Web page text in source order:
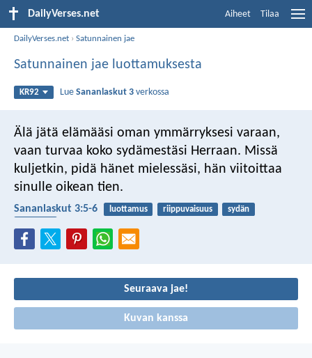
DailyVerses.net Aiheet Tilaa
DailyVerses.net ›Satunnainen jae
Satunnainen jae luottamuksesta
KR92 LueSananlaskut 3 verkossa
Älä jätä elämääsi oman ymmärryksesi varaan,
vaan turvaa koko sydämestäsi Herraan. Missä
kuljetkin, pidä hänet mielessäsi, hän viitoittaa
sinulle oikean tien.
Sananlaskut 3:5-6 luottamus riippuvaisuus
sydän
Seuraava jae!
Kuvan kanssa